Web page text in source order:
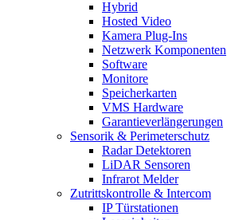
Hybrid
Hosted Video
Kamera Plug-Ins
Netzwerk Komponenten
Software
Monitore
Speicherkarten
VMS Hardware
Garantieverlängerungen
Sensorik & Perimeterschutz
Radar Detektoren
LiDAR Sensoren
Infrarot Melder
Zutrittskontrolle & Intercom
IP Türstationen